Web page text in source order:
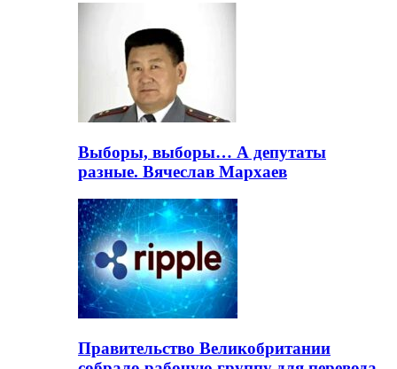
Выборы, выборы… А депутаты
разные. Вячеслав Мархаев
Правительство Великобритании